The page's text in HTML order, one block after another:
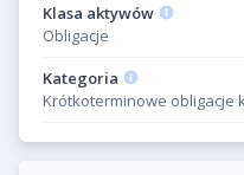
Klasa aktywów
Obligacje
Kategoria
Krótkoterminowe obligacje